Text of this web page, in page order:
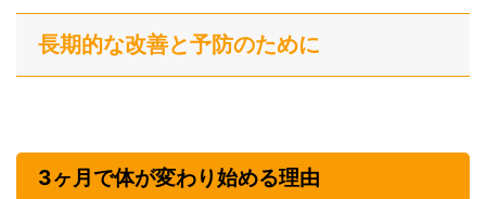
長期的な改善と予防のために
3ヶ月で体が変わり始める理由